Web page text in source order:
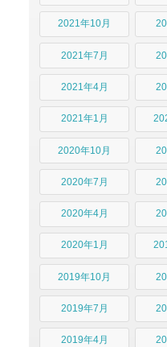
2021年10月
2021年7月
2021年4月
2021年1月
2020年10月
2020年7月
2020年4月
2020年1月
2019年10月
2019年7月
2019年4月